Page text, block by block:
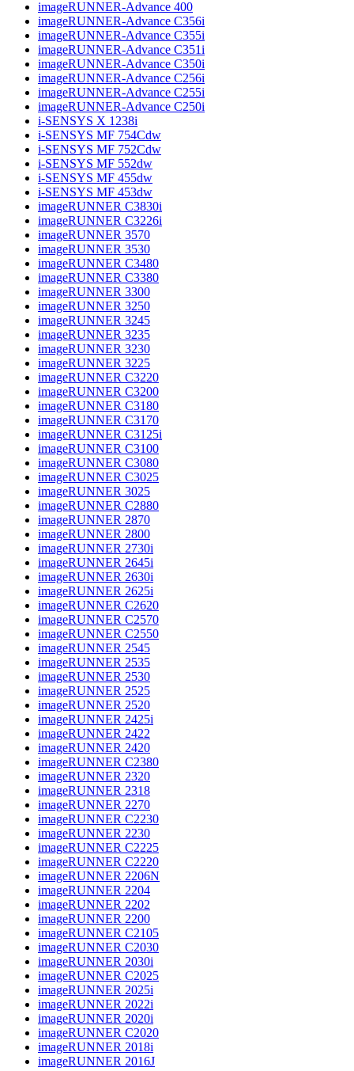
imageRUNNER-Advance 400
imageRUNNER-Advance C356i
imageRUNNER-Advance C355i
imageRUNNER-Advance C351i
imageRUNNER-Advance C350i
imageRUNNER-Advance C256i
imageRUNNER-Advance C255i
imageRUNNER-Advance C250i
i-SENSYS X 1238i
i-SENSYS MF 754Cdw
i-SENSYS MF 752Cdw
i-SENSYS MF 552dw
i-SENSYS MF 455dw
i-SENSYS MF 453dw
imageRUNNER C3830i
imageRUNNER C3226i
imageRUNNER 3570
imageRUNNER 3530
imageRUNNER C3480
imageRUNNER C3380
imageRUNNER 3300
imageRUNNER 3250
imageRUNNER 3245
imageRUNNER 3235
imageRUNNER 3230
imageRUNNER 3225
imageRUNNER C3220
imageRUNNER C3200
imageRUNNER C3180
imageRUNNER C3170
imageRUNNER C3125i
imageRUNNER C3100
imageRUNNER C3080
imageRUNNER C3025
imageRUNNER 3025
imageRUNNER C2880
imageRUNNER 2870
imageRUNNER 2800
imageRUNNER 2730i
imageRUNNER 2645i
imageRUNNER 2630i
imageRUNNER 2625i
imageRUNNER C2620
imageRUNNER C2570
imageRUNNER C2550
imageRUNNER 2545
imageRUNNER 2535
imageRUNNER 2530
imageRUNNER 2525
imageRUNNER 2520
imageRUNNER 2425i
imageRUNNER 2422
imageRUNNER 2420
imageRUNNER C2380
imageRUNNER 2320
imageRUNNER 2318
imageRUNNER 2270
imageRUNNER C2230
imageRUNNER 2230
imageRUNNER C2225
imageRUNNER C2220
imageRUNNER 2206N
imageRUNNER 2204
imageRUNNER 2202
imageRUNNER 2200
imageRUNNER C2105
imageRUNNER C2030
imageRUNNER 2030i
imageRUNNER C2025
imageRUNNER 2025i
imageRUNNER 2022i
imageRUNNER 2020i
imageRUNNER C2020
imageRUNNER 2018i
imageRUNNER 2016J